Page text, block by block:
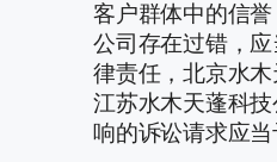
客户群体中的信
公司存在过错，
律责任，北京水木
江苏水木天蓬科
响的诉讼请求应